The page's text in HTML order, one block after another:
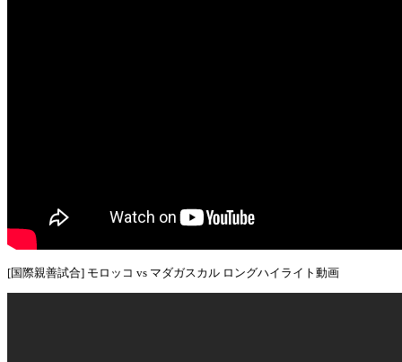
[国際親善試合] モロッコ vs マダガスカル ロングハイライト動画